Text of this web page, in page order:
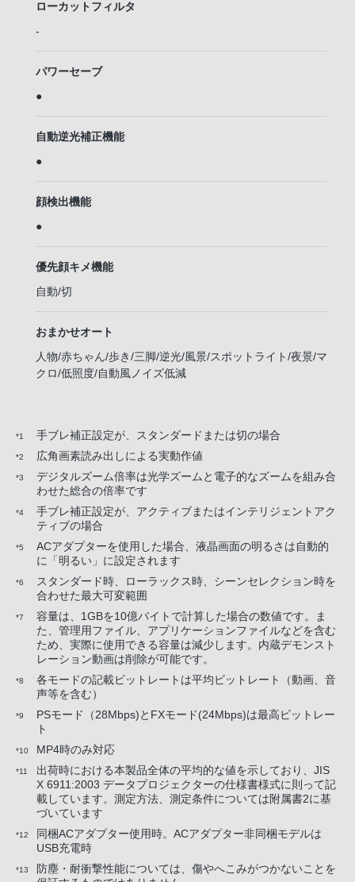
ローカットフィルタ
-
パワーセーブ
●
自動逆光補正機能
●
顔検出機能
●
優先顔キメ機能
自動/切
おまかせオート
人物/赤ちゃん/歩き/三脚/逆光/風景/スポットライト/夜景/マ
クロ/低照度/自動風ノイズ低減
*1 手ブレ補正設定が、スタンダードまたは切の場合
*2 広角画素読み出しによる実動作値
*3
デジタルズーム倍率は光学ズームと電子的なズームを組み合
わせた総合の倍率です
*4
手ブレ補正設定が、アクティブまたはインテリジェントアク
ティブの場合
*5
ACアダプターを使用した場合、液晶画面の明るさは自動的
に「明るい」に設定されます
*6
スタンダード時、ローラックス時、シーンセレクション時を
合わせた最大可変範囲
*7
容量は、1GBを10億バイトで計算した場合の数値です。ま
た、管理用ファイル、アプリケーションファイルなどを含む
ため、実際に使用できる容量は減少します。内蔵デモンスト
レーション動画は削除が可能です。
*8
各モードの記載ビットレートは平均ビットレート（動画、音
声等を含む）
*9
PSモード（28Mbps)とFXモード(24Mbps)は最高ビットレー
ト
*10 MP4時のみ対応
*11
出荷時における本製品全体の平均的な値を示しており、JIS
X 6911:2003 データプロジェクターの仕様書様式に則って記
載しています。測定方法、測定条件については附属書2に基
づいています
*12
同梱ACアダプター使用時。ACアダプター非同梱モデルは
USB充電時
*13
防塵・耐衝撃性能については、傷やへこみがつかないことを